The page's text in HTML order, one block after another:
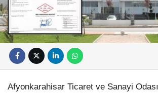
Afyonkarahisar Ticaret ve Sanayi